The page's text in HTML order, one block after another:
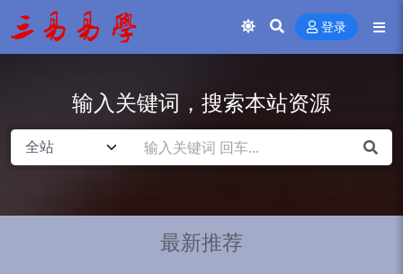
登录
输入关键词，搜索本站资源
最新推荐